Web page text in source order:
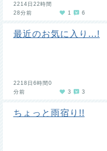
2214日22時間
28分前
1 6
最近のお気に入り...!
2218日6時間0
分前
3 3
ちょっと雨宿り!!